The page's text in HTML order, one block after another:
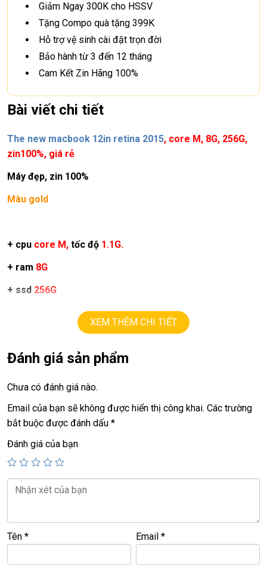
Giảm Ngay 300K cho HSSV
Tặng Compo quà tặng 399K
Hỗ trợ vệ sinh cài đặt trọn đời
Bảo hành từ 3 đến 12 tháng
Cam Kết Zin Hãng 100%
Bài viết chi tiết
The new macbook 12in retina 2015, core M, 8G, 256G,
zin100%, giá rẻ
Máy đẹp, zin 100%
Màu gold
+ cpu core M, tốc độ 1.1G.
+ ram 8G
+ ssd 256G
Retina ( 2304 × 1440 ).
+ webcam, type C
+ pin good
Giá:9.9tr
====================================
Web:https://laptoptrieuphat.com
XEM THÊM CHI TIẾT
Đánh giá sản phẩm
Chưa có đánh giá nào.
Email của bạn sẽ không được hiển thị công khai. Các trường
bắt buộc được đánh dấu *
Đánh giá của bạn
Tên * Email*